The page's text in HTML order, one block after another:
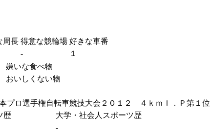
周長 得意な競輪場 好きな車番
-
１
嫌いな食べ物
おいしくない物
プロ選手権自転車競技大会２０１２ ４ｋｍＩ．Ｐ第１位
歴
大学・社会人スポーツ歴
-